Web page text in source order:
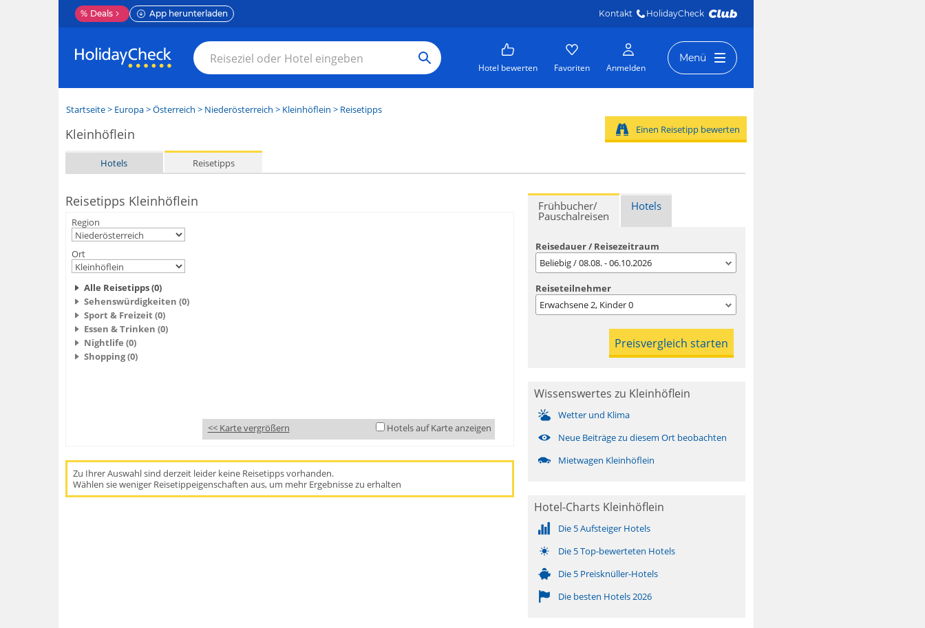
% Deals App herunterladen Kontakt HolidayCheck
Hotel bewerten Favoriten Anmelden
Menü
Startseite> Europa>Österreich > Niederösterreich > Kleinhöflein > Reisetipps
Kleinhöflein
Hotels Reisetipps
Einen Reisetipp bewerten
Reisetipps Kleinhöflein
Region
Ort
Alle Reisetipps (0)
Sehenswürdigkeiten (0)
Sport & Freizeit (0)
Essen & Trinken (0)
Nightlife (0)
Shopping (0)
<< Karte vergrößern Hotels auf Karte anzeigen
Zu Ihrer Auswahl sind derzeit leider keine Reisetipps vorhanden.
Wählen sie weniger Reisetippeigenschaften aus, um mehr Ergebnisse zu erhalten
Frühbucher/
Pauschalreisen
Hotels
Reisedauer / Reisezeitraum
Beliebig / 08.08. - 06.10.2026
Reiseteilnehmer
Erwachsene2, Kinder0
Wissenswertes zu Kleinhöflein
Wetter und Klima
Neue Beiträge zu diesem Ort beobachten
Mietwagen Kleinhöflein
Hotel-Charts Kleinhöflein
Die 5 Aufsteiger Hotels
Die 5 Top-bewerteten Hotels
Die 5 Preisknüller-Hotels
Die besten Hotels 2026